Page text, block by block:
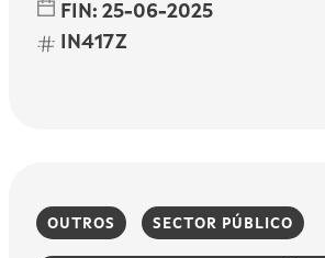
FIN: 25-06-2025
IN417Z
OUTROS SECTOR PÚBLICO